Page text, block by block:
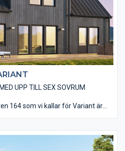
UPP TILL SEX SOVRUM
164 som vi kallar för Variant är
som med fördel kan målas
självklart uppnå din husdröm